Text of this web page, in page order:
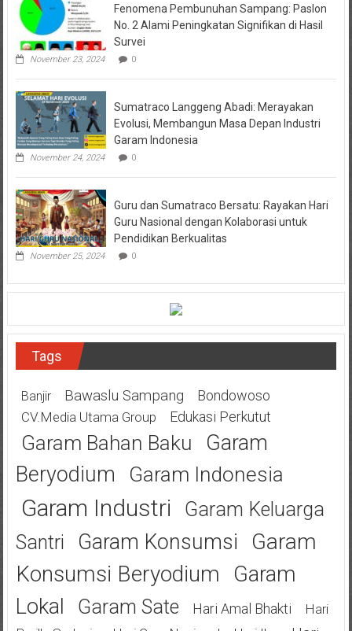
Fenomena Pembunuhan Sampang: Paslon
No. 2 Alami Peningkatan Signifikan di Hasil
Survei
November 23, 2024 0
Sumatraco Langgeng Abadi: Merayakan
Evolusi, Membangun Masa Depan Industri
Garam Indonesia
November 24, 2024 0
Guru dan Sumatraco Bersatu: Rayakan Hari
Guru Nasional dengan Kolaborasi untuk
Pendidikan Berkualitas
November 25, 2024 0
Tags
Banjir Bawaslu Sampang Bondowoso
CV.Media Utama Group Edukasi Perkutut
Garam Bahan Baku
Garam
Beryodium
Garam Indonesia
Garam Industri
Garam Keluarga
Santri
Garam Konsumsi
Garam
Konsumsi Beryodium
Garam
Lokal
Garam Sate Hari Amal Bhakti
Hari